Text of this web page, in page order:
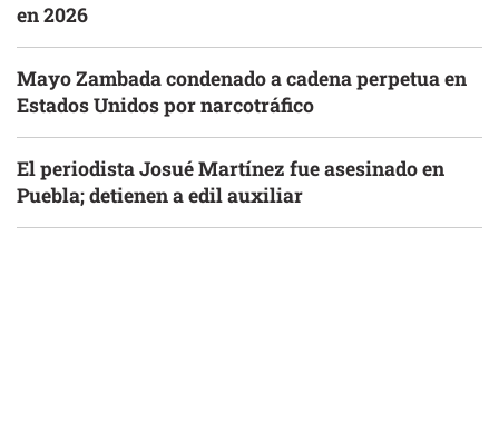
en 2026
Mayo Zambada condenado a cadena perpetua en
Estados Unidos por narcotráfico
El periodista Josué Martínez fue asesinado en
Puebla; detienen a edil auxiliar